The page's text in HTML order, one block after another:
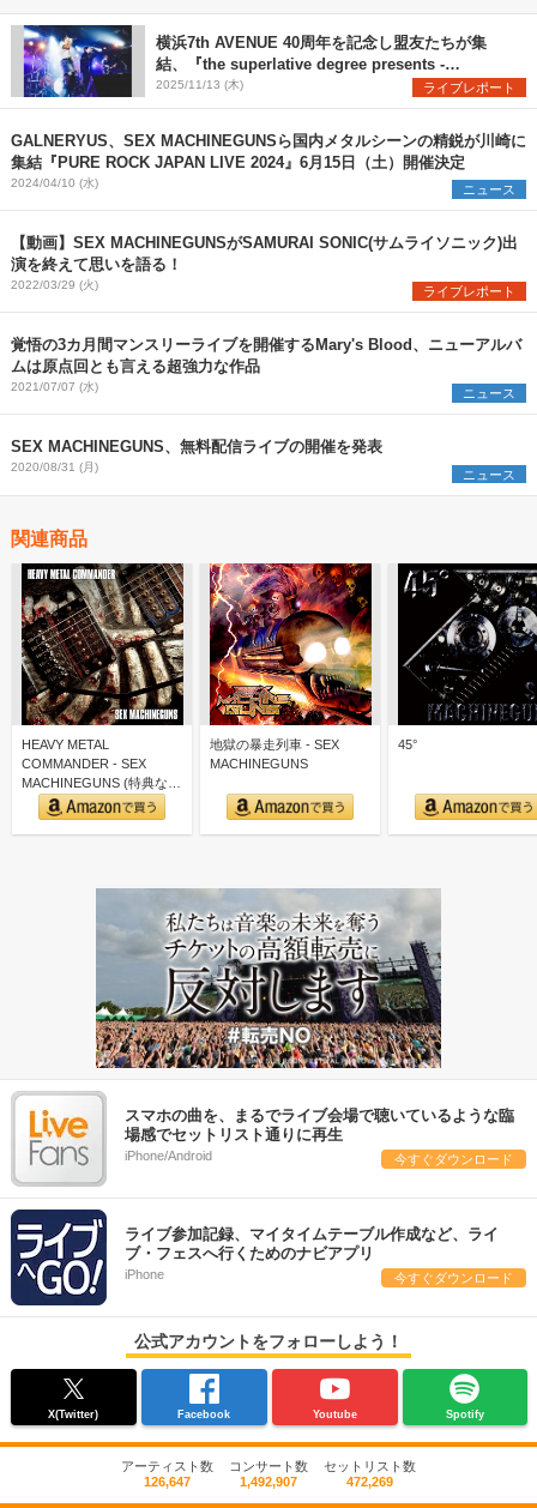
横浜7th AVENUE 40周年を記念し盟友たちが集
結、『the superlative degree presents -
yokohama 7th AVENUE 40th ANNIVERSARY-』
公式レポート
2025/11/13 (木) ライブレポート
GALNERYUS、SEX MACHINEGUNSら国内メタルシーンの精鋭が川崎に
集結『PURE ROCK JAPAN LIVE 2024』6月15日（土）開催決定
2024/04/10 (水) ニュース
【動画】SEX MACHINEGUNSがSAMURAI SONIC(サムライソニック)出
演を終えて思いを語る！
2022/03/29 (火) ライブレポート
覚悟の3カ月間マンスリーライブを開催するMary's Blood、ニューアルバ
ムは原点回とも言える超強力な作品
2021/07/07 (水) ニュース
SEX MACHINEGUNS、無料配信ライブの開催を発表
2020/08/31 (月) ニュース
関連商品
HEAVY METAL
COMMANDER - SEX
MACHINEGUNS (特典な
し)
地獄の暴走列車 - SEX
MACHINEGUNS
45°
スマホの曲を、まるでライブ会場で聴いているような臨
場感でセットリスト通りに再生
iPhone/Android 今すぐダウンロード
ライブ参加記録、マイタイムテーブル作成など、ライ
ブ・フェスへ行くためのナビアプリ
iPhone 今すぐダウンロード
公式アカウントをフォローしよう！
X(Twitter) Facebook Youtube Spotify
アーティスト数
126,647
コンサート数
1,492,907
セットリスト数
472,269